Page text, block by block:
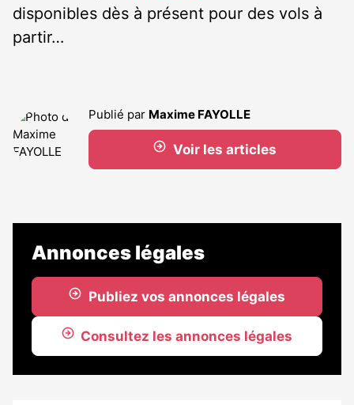
disponibles dès à présent pour des vols à
partir…
Publié par Maxime FAYOLLE
Voir les articles
Annonces légales
Publiez vos annonces légales
Consultez les annonces légales